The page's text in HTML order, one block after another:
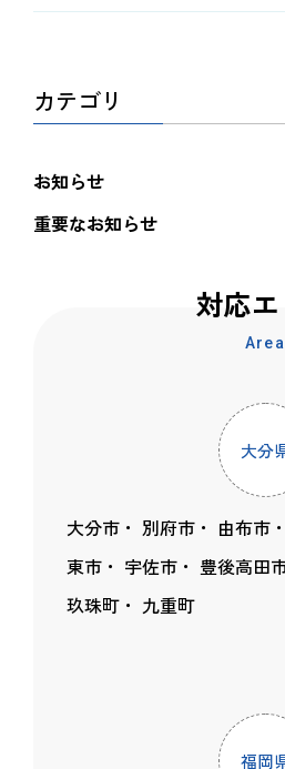
カテゴリ
お知らせ
重要なお知らせ
対応
Area
大分
大分市 別府市 由布市
東市
宇佐市 豊後高田
玖珠町
九重町
福岡